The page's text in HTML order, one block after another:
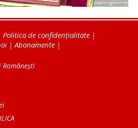
Politica de confidențialitate |
| Abonamente |
Românești